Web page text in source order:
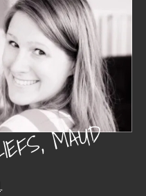
MAUD
.